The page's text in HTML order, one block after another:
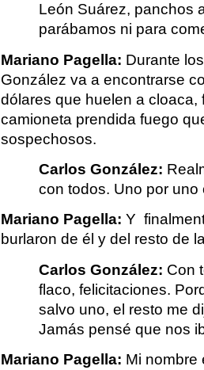
León Suárez, panchos
parábamos ni para
Mariano Pagella: Durante
González va a encontrarse
dólares que huelen a
camioneta prendida fuego
sospechosos.
Carlos González:
con todos. Uno por
Mariano Pagella: Y
burlaron de él y del resto de
Carlos González: Con
flaco, felicitaciones.
salvo uno, el resto me
Jamás pensé que nos
Mariano Pagella: Mi nombre